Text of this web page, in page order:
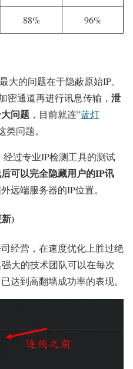
88% 96%
大的问题在于隐蔽原始IP。
密通道再进行讯息传输， 泄
问题 ，目前就连”蓝灯
类问题。
经过专业IP检测工具的测试
可以完全隐藏用户的IP讯
远端服务器的IP位置。
)
经营，在速度优化上胜过绝
大的技术团队可以在每次
达到高翻墙成功率的表现。